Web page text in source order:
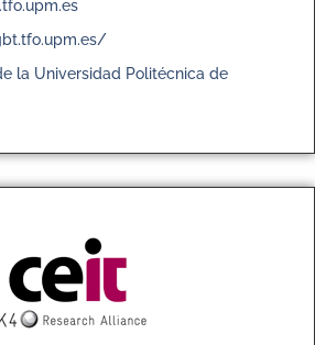
la Universidad Politécnica de